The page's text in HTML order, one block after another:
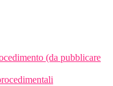
(da pubblicare